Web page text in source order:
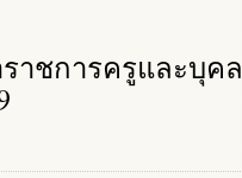
าชการครูและบุค